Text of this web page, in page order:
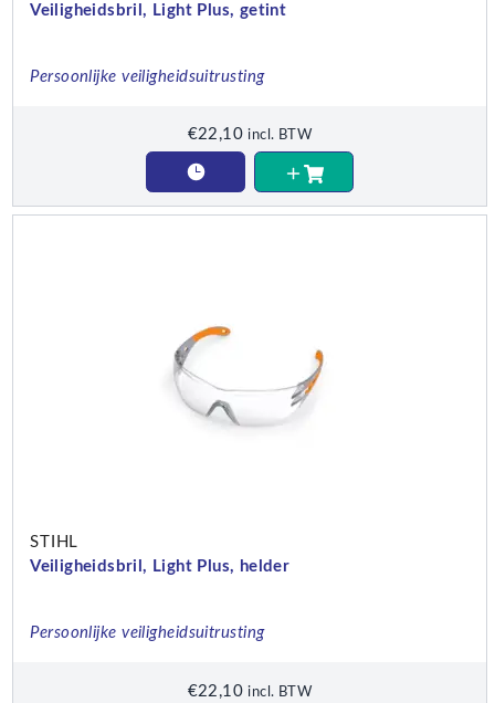
Veiligheidsbril, Light Plus, getint
Persoonlijke veiligheidsuitrusting
€22,10 incl. BTW
STIHL
Veiligheidsbril, Light Plus, helder
Persoonlijke veiligheidsuitrusting
€22,10 incl. BTW